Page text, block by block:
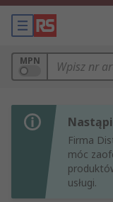
MPN
Firma
móc
usługi.